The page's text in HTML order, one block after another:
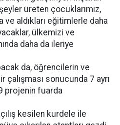
üreten çocuklarımız,
ve aldıkları eğitimlerle daha
ülkemizi ve
daha da ileriye
da, öğrencilerin ve
çalışması sonucunda 7 ayrı
projenin fuarda
kesilen kurdele ile